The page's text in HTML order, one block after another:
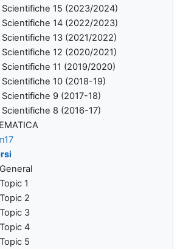
Scientifiche 15 (2023/2024)
Scientifiche 14 (2022/2023)
Scientifiche 13 (2021/2022)
Scientifiche 12 (2020/2021)
11 (2019/2020)
10 (2018-19)
9 (2017-18)
8 (2016-17)
General
Topic 1
Topic 2
Topic 3
Topic 4
Topic 5